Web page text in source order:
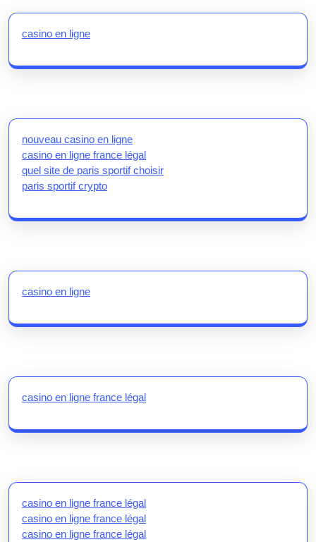
casino en ligne
nouveau casino en ligne
casino en ligne france légal
quel site de paris sportif choisir
paris sportif crypto
casino en ligne
casino en ligne france légal
casino en ligne france légal
casino en ligne france légal
casino en ligne france légal